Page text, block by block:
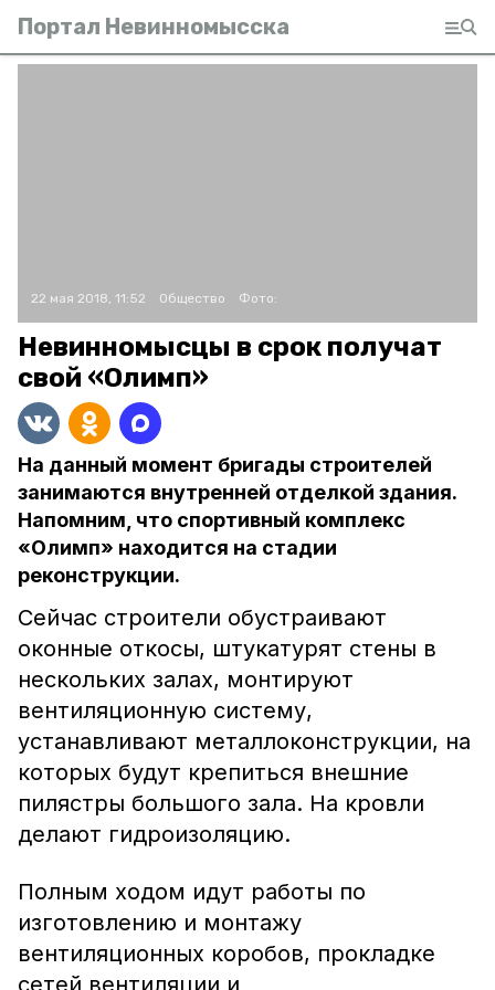
Портал Невинномысска
22 мая 2018, 11:52 Общество Фото:
Невинномысцы в срок получат
свой «Олимп»
На данный момент бригады строителей
занимаются внутренней отделкой здания.
Напомним, что спортивный комплекс
«Олимп» находится на стадии
реконструкции.
Сейчас строители обустраивают
оконные откосы, штукатурят стены в
нескольких залах, монтируют
вентиляционную систему,
устанавливают металлоконструкции, на
которых будут крепиться внешние
пилястры большого зала. На кровли
делают гидроизоляцию.
Полным ходом идут работы по
изготовлению и монтажу
вентиляционных коробов, прокладке
сетей вентиляции и